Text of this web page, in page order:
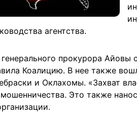
агентства.
прокурора Айовы
Коалицию. В нее также
и Оклахомы. «Захват
Это также